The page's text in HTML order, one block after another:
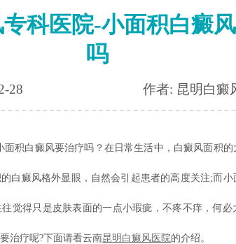
科医院-小面积白癜
吗
28 作者: 昆明白癜
面积白癜风要治疗吗？在日常生活中，白癜风面积的
白癜风格外显眼，自然会引起患者的高度关注;而小
觉得只是皮肤表面的一点小瑕疵，不疼不痒，何必
治疗呢?下面请看云南昆明白癜风医院的介绍。